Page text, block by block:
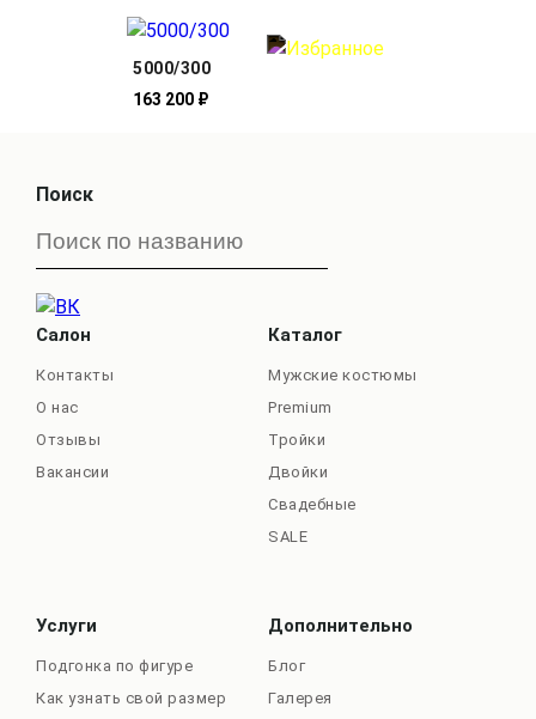
5000/300
163 200 ₽
Поиск
Салон
Контакты
О нас
Отзывы
Вакансии
Каталог
Мужские костюмы
Premium
Тройки
Двойки
Свадебные
SALE
Услуги
Подгонка по фигуре
Как узнать свой размер
Дополнительно
Блог
Галерея